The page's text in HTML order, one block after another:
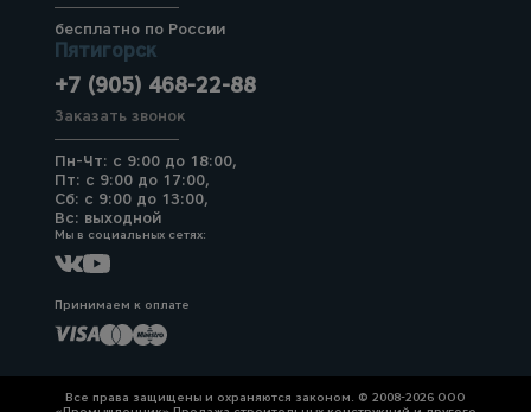
бесплатно по России
Пятигорск
+7 (905) 468-22-88
Заказать звонок
Пн-Чт: с 9:00 до 18:00,
Пт: с 9:00 до 17:00,
Сб: с 9:00 до 13:00,
Вс: выходной
Мы в социальных сетях:
Принимаем к оплате
Все права защищены и охраняются законом. © 2008-2026 ООО